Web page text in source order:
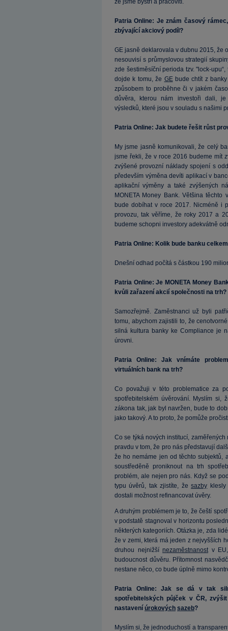
že jsme bystří a pracovití.
Patria Online: Je znám časový
zbývající akciový podíl?
GE jasně deklarovala v dubnu 2015, že
nesouvisí s průmyslovou strategií
zde šestiměsíční perioda tzv. "lock-
dojde k tomu, že GEbude chtít z banky
způsobem to proběhne či v jakém
důvěra, kterou nám investoři dali, je
výsledků, které jsou v souladu s našimi
Patria Online: Jak budete řešit růst
My jsme jasně komunikovali, že celý
jsme řekli, že v roce 2016 budeme mít
zvýšené provozní náklady spojení s
především výměna devíti aplikací v
aplikační výměny a také zvýšených
MONETA Money Bank. Většina
bude dobíhat v roce 2017. Nicméně i
provozu, tak věříme, že roky 2017 a
budeme schopni investory adekvátně
Patria Online: Kolik bude banku
Dnešní odhad počítá s částkou 190
Patria Online: Je MONETA Money
kvůli zařazení akcií společnosti na trh?
Samozřejmě. Zaměstnanci už byli
tomu, abychom zajistili to, že
silná kultura banky ke Compliance je
úrovni.
Patria Online: Jak vnímáte
virtuálních bank na trh?
Co považuji v této problematice za
spotřebitelském úvěrování. Myslím si,
zákona tak, jak byl navržen, bude to
jako takový. A to proto, že pomůže
Co se týká nových institucí,
pravdu v tom, že pro nás představují
že ho nemáme jen od těchto subjektů,
soustředěně proniknout na trh
problém, ale nejen pro nás. Když se
typu úvěrů, tak zjistíte, žesazby
dostali možnost refinancovat úvěry.
A druhým problémem je to, že čeští
v podstatě stagnoval v horizontu
některých kategoriích. Otázka je, zda
že v zemi, která má jeden z nejvyšších
druhou nejnižší nezaměstnanostv EU,
budoucnost důvěru. Přítomnost
nestane něco, co bude úplně mimo
Patria Online: Jak se dá v tak
spotřebitelských půjček v ČR,
nastavení úrokových sazeb?
Myslím si, že jednoduchostí a